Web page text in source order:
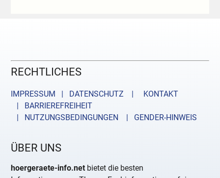
RECHTLICHES
IMPRESSUM | DATENSCHUTZ |
KONTAKT
| BARRIEREFREIHEIT
| NUTZUNGSBEDINGUNGEN
| GENDER-HINWEIS
ÜBER UNS
hoergeraete-info.net bietet die besten